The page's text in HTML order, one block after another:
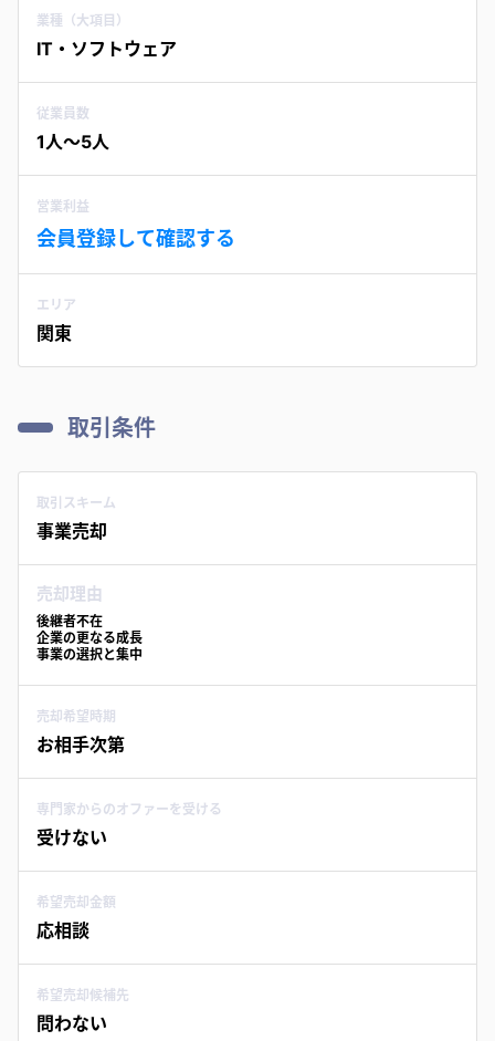
業種（大項目）
IT・ソフトウェア
従業員数
1人〜5人
営業利益
会員登録して確認する
エリア
関東
取引条件
取引スキーム
事業売却
売却理由
後継者不在
企業の更なる成長
事業の選択と集中
売却希望時期
お相手次第
専門家からのオファーを受ける
受けない
希望売却金額
応相談
希望売却候補先
問わない